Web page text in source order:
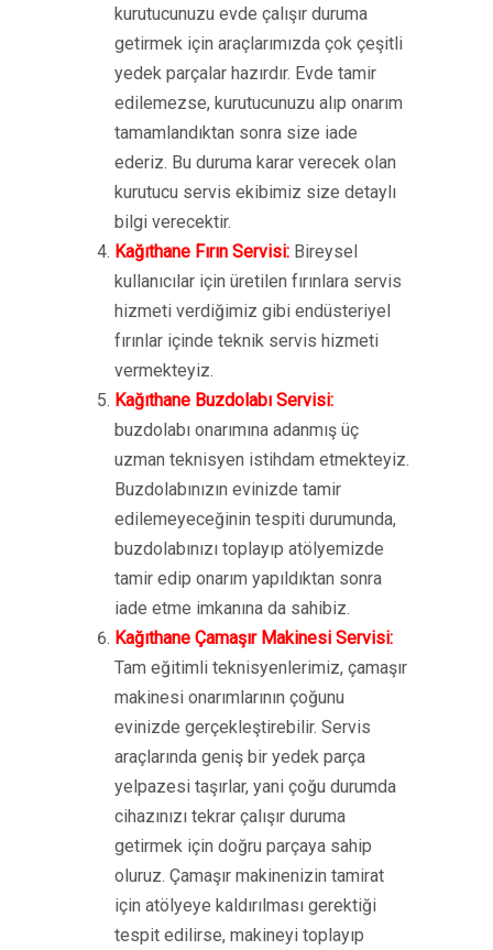
kurutucunuzu evde çalışır duruma
getirmek için araçlarımızda çok çeşitli
yedek parçalar hazırdır. Evde tamir
edilemezse, kurutucunuzu alıp onarım
tamamlandıktan sonra size iade
ederiz. Bu duruma karar verecek olan
kurutucu servis ekibimiz size detaylı
bilgi verecektir.
Kağıthane Fırın Servisi: Bireysel
kullanıcılar için üretilen fırınlara servis
hizmeti verdiğimiz gibi endüsteriyel
fırınlar içinde teknik servis hizmeti
vermekteyiz.
Kağıthane Buzdolabı Servisi:
buzdolabı onarımına adanmış üç
uzman teknisyen istihdam etmekteyiz.
Buzdolabınızın evinizde tamir
edilemeyeceğinin tespiti durumunda,
buzdolabınızı toplayıp atölyemizde
tamir edip onarım yapıldıktan sonra
iade etme imkanına da sahibiz.
Kağıthane Çamaşır Makinesi Servisi:
Tam eğitimli teknisyenlerimiz, çamaşır
makinesi onarımlarının çoğunu
evinizde gerçekleştirebilir. Servis
araçlarında geniş bir yedek parça
yelpazesi taşırlar, yani çoğu durumda
cihazınızı tekrar çalışır duruma
getirmek için doğru parçaya sahip
oluruz. Çamaşır makinenizin tamirat
için atölyeye kaldırılması gerektiği
tespit edilirse, makineyi toplayıp